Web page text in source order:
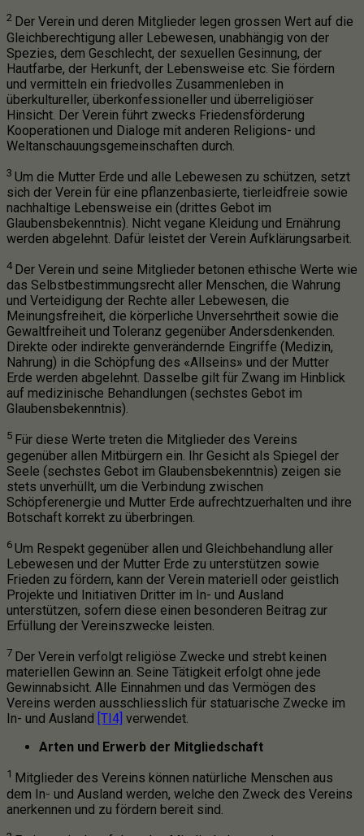
2 Der Verein und deren Mitglieder legen grossen Wert auf die
Gleichberechtigung aller Lebewesen, unabhängig von der
Spezies, dem Geschlecht, der sexuellen Gesinnung, der
Hautfarbe, der Herkunft, der Lebensweise etc. Sie fördern
und vermitteln ein friedvolles Zusammenleben in
überkultureller, überkonfessioneller und überreligiöser
Hinsicht. Der Verein führt zwecks Friedensförderung
Kooperationen und Dialoge mit anderen Religions- und
Weltanschauungsgemeinschaften durch.
3 Um die Mutter Erde und alle Lebewesen zu schützen, setzt
sich der Verein für eine pflanzenbasierte, tierleidfreie sowie
nachhaltige Lebensweise ein (drittes Gebot im
Glaubensbekenntnis). Nicht vegane Kleidung und Ernährung
werden abgelehnt. Dafür leistet der Verein Aufklärungsarbeit.
4 Der Verein und seine Mitglieder betonen ethische Werte wie
das Selbstbestimmungsrecht aller Menschen, die Wahrung
und Verteidigung der Rechte aller Lebewesen, die
Meinungsfreiheit, die körperliche Unversehrtheit sowie die
Gewaltfreiheit und Toleranz gegenüber Andersdenkenden.
Direkte oder indirekte genverändernde Eingriffe (Medizin,
Nahrung) in die Schöpfung des «Allseins» und der Mutter
Erde werden abgelehnt. Dasselbe gilt für Zwang im Hinblick
auf medizinische Behandlungen (sechstes Gebot im
Glaubensbekenntnis).
5 Für diese Werte treten die Mitglieder des Vereins
gegenüber allen Mitbürgern ein. Ihr Gesicht als Spiegel der
Seele (sechstes Gebot im Glaubensbekenntnis) zeigen sie
stets unverhüllt, um die Verbindung zwischen
Schöpferenergie und Mutter Erde aufrechtzuerhalten und ihre
Botschaft korrekt zu überbringen.
6 Um Respekt gegenüber allen und Gleichbehandlung aller
Lebewesen und der Mutter Erde zu unterstützen sowie
Frieden zu fördern, kann der Verein materiell oder geistlich
Projekte und Initiativen Dritter im In- und Ausland
unterstützen, sofern diese einen besonderen Beitrag zur
Erfüllung der Vereinszwecke leisten.
7 Der Verein verfolgt religiöse Zwecke und strebt keinen
materiellen Gewinn an. Seine Tätigkeit erfolgt ohne jede
Gewinnabsicht. Alle Einnahmen und das Vermögen des
Vereins werden ausschliesslich für statuarische Zwecke im
In- und Ausland [TI4] verwendet.
Arten und Erwerb der Mitgliedschaft
1 Mitglieder des Vereins können natürliche Menschen aus
dem In- und Ausland werden, welche den Zweck des Vereins
anerkennen und zu fördern bereit sind.